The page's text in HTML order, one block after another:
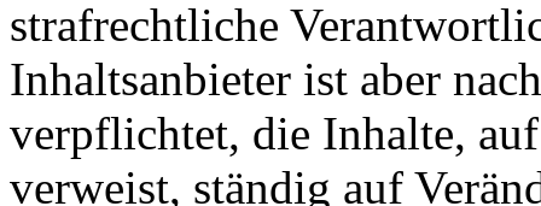
strafrechtliche
Inhaltsanbieter ist aber
verpflichtet, die Inhalte,
verweist, ständig auf